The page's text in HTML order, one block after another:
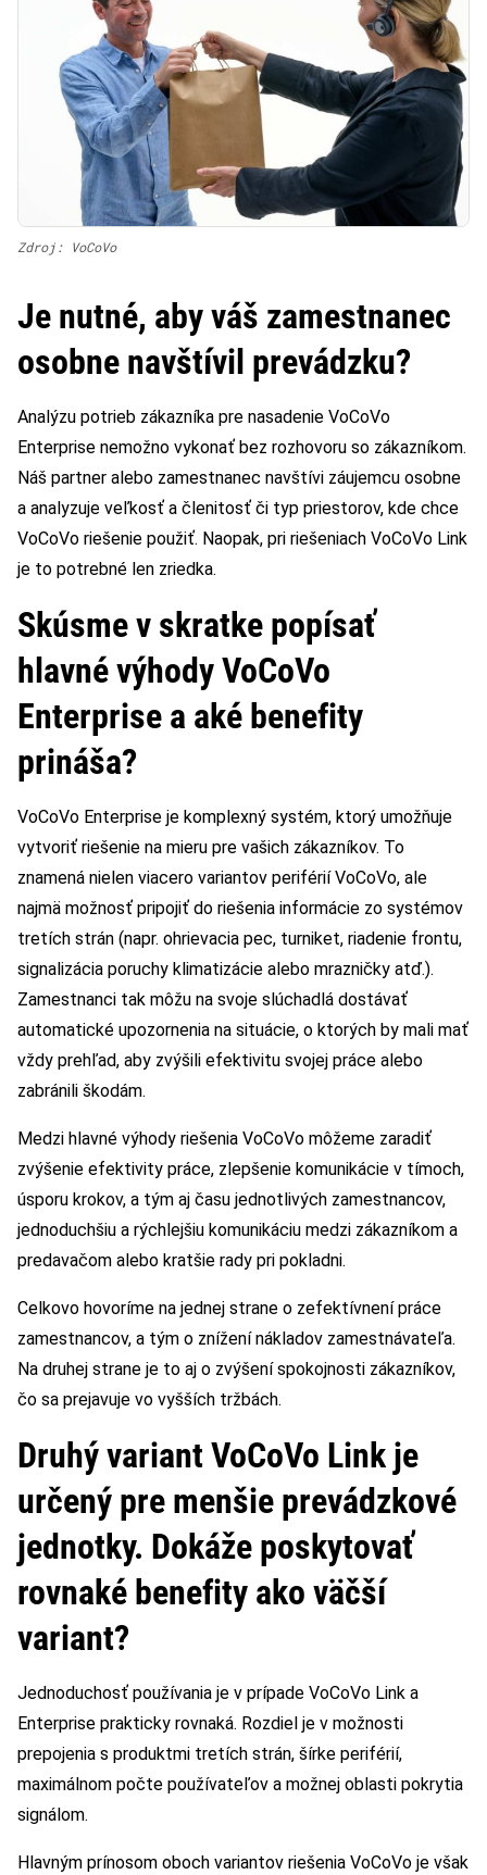
Zdroj: VoCoVo
Je nutné, aby váš zamestnanec
osobne navštívil prevádzku?
Analýzu potrieb zákazníka pre nasadenie VoCoVo
Enterprise nemožno vykonať bez rozhovoru so zákazníkom.
Náš partner alebo zamestnanec navštívi záujemcu osobne
a analyzuje veľkosť a členitosť či typ priestorov, kde chce
VoCoVo riešenie použiť. Naopak, pri riešeniach VoCoVo Link
je to potrebné len zriedka.
Skúsme v skratke popísať
hlavné výhody VoCoVo
Enterprise a aké benefity
prináša?
VoCoVo Enterprise je komplexný systém, ktorý umožňuje
vytvoriť riešenie na mieru pre vašich zákazníkov. To
znamená nielen viacero variantov periférií VoCoVo, ale
najmä možnosť pripojiť do riešenia informácie zo systémov
tretích strán (napr. ohrievacia pec, turniket, riadenie frontu,
signalizácia poruchy klimatizácie alebo mrazničky atď.).
Zamestnanci tak môžu na svoje slúchadlá dostávať
automatické upozornenia na situácie, o ktorých by mali mať
vždy prehľad, aby zvýšili efektivitu svojej práce alebo
zabránili škodám.
Medzi hlavné výhody riešenia VoCoVo môžeme zaradiť
zvýšenie efektivity práce, zlepšenie komunikácie v tímoch,
úsporu krokov, a tým aj času jednotlivých zamestnancov,
jednoduchšiu a rýchlejšiu komunikáciu medzi zákazníkom a
predavačom alebo kratšie rady pri pokladni.
Celkovo hovoríme na jednej strane o zefektívnení práce
zamestnancov, a tým o znížení nákladov zamestnávateľa.
Na druhej strane je to aj o zvýšení spokojnosti zákazníkov,
čo sa prejavuje vo vyšších tržbách.
Druhý variant VoCoVo Link je
určený pre menšie prevádzkové
jednotky. Dokáže poskytovať
rovnaké benefity ako väčší
variant?
Jednoduchosť používania je v prípade VoCoVo Link a
Enterprise prakticky rovnaká. Rozdiel je v možnosti
prepojenia s produktmi tretích strán, šírke periférií,
maximálnom počte používateľov a možnej oblasti pokrytia
signálom.
Hlavným prínosom oboch variantov riešenia VoCoVo je však